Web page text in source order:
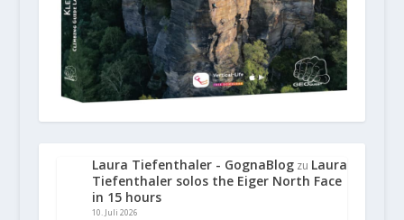
Laura Tiefenthaler - GognaBlogzu Laura
Tiefenthaler solos the Eiger North Face
in 15 hours
10. Juli 2026